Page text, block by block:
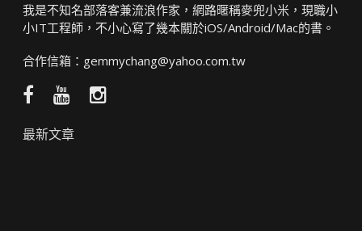
我是不知名部落客兼流浪作家，網路暱稱麥兜小米，現職小
小IT工程師，不小心寫了幾本關於iOS/Android/Mac的書。
合作信箱： gemmychang@yahoo.com.tw
Facebook
團
YouTube
頻
Instagram
最新文章